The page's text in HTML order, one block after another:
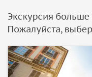
Экскурсия больше
Пожалуйста,